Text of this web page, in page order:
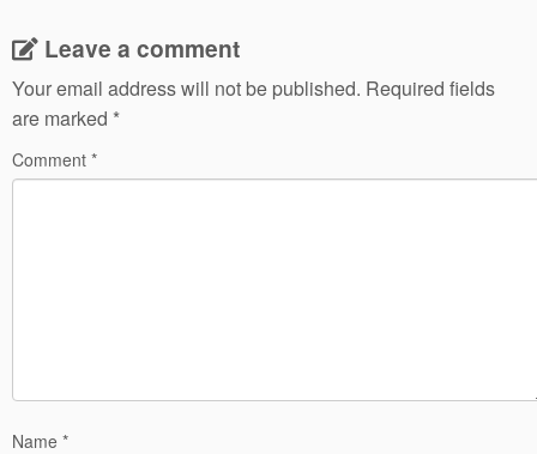
Leave a comment
Your email address will not be published. Required fields
are marked *
Comment *
Name *